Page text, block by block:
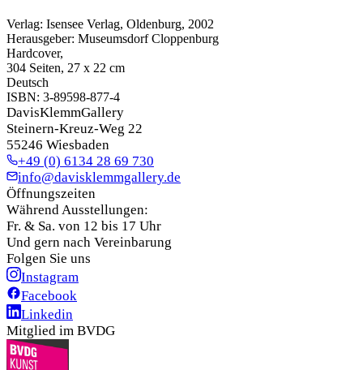
Verlag: Isensee Verlag, Oldenburg, 2002
Herausgeber: Museumsdorf Cloppenburg
Hardcover,
304 Seiten, 27 x 22 cm
Deutsch
ISBN: 3-89598-877-4
DavisKlemmGallery
Steinern-Kreuz-Weg 22
55246 Wiesbaden
+49 (0) 6134 28 69 730
info@davisklemmgallery.de
Öffnungszeiten
Während Ausstellungen:
Fr. & Sa. von 12 bis 17 Uhr
Und gern nach Vereinbarung
Folgen Sie uns
Instagram
Facebook
Linkedin
Mitglied im BVDG